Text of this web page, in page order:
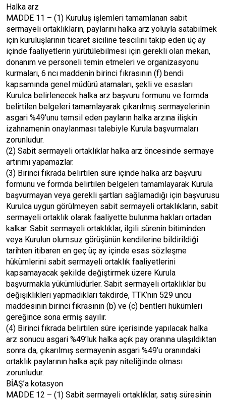
Halka arz
MADDE 11 – (1) Kuruluş işlemleri tamamlanan sabit
sermayeli ortaklıkların, paylarını halka arz yoluyla satabilmek
için kuruluşlarının ticaret siciline tescilini takip eden üç ay
içinde faaliyetlerin yürütülebilmesi için gerekli olan mekan,
donanım ve personeli temin etmeleri ve organizasyonu
kurmaları, 6 ncı maddenin birinci fıkrasının (f) bendi
kapsamında genel müdürü atamaları, şekli ve esasları
Kurulca belirlenecek halka arz başvuru formunu ve formda
belirtilen belgeleri tamamlayarak çıkarılmış sermayelerinin
asgari %49’unu temsil eden payların halka arzına ilişkin
izahnamenin onaylanması talebiyle Kurula başvurmaları
zorunludur.
(2) Sabit sermayeli ortaklıklar halka arz öncesinde sermaye
artırımı yapamazlar.
(3) Birinci fıkrada belirtilen süre içinde halka arz başvuru
formunu ve formda belirtilen belgeleri tamamlayarak Kurula
başvurmayan veya gerekli şartları sağlamadığı için başvurusu
Kurulca uygun görülmeyen sabit sermayeli ortaklıkların, sabit
sermayeli ortaklık olarak faaliyette bulunma hakları ortadan
kalkar. Sabit sermayeli ortaklıklar, ilgili sürenin bitiminden
veya Kurulun olumsuz görüşünün kendilerine bildirildiği
tarihten itibaren en geç üç ay içinde esas sözleşme
hükümlerini sabit sermayeli ortaklık faaliyetlerini
kapsamayacak şekilde değiştirmek üzere Kurula
başvurmakla yükümlüdürler. Sabit sermayeli ortaklıklar bu
değişiklikleri yapmadıkları takdirde, TTK’nın 529 uncu
maddesinin birinci fıkrasının (b) ve (c) bentleri hükümleri
gereğince sona ermiş sayılır.
(4) Birinci fıkrada belirtilen süre içerisinde yapılacak halka
arz sonucu asgari %49’luk halka açık pay oranına ulaşıldıktan
sonra da, çıkarılmış sermayenin asgari %49’u oranındaki
ortaklık paylarının halka açık pay niteliğinde olması
zorunludur.
BİAŞ’a kotasyon
MADDE 12 – (1) Sabit sermayeli ortaklıklar, satış süresinin